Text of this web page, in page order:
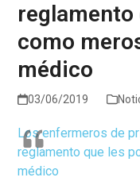
como
médico
03/06/2019
Los enfermeros de
reglamento que les
médico